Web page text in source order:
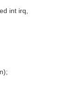
int irq,